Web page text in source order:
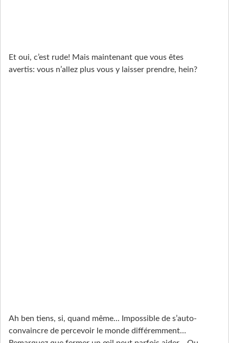
Et oui, c’est rude! Mais maintenant que vous êtes
avertis: vous n’allez plus vous y laisser prendre, hein?
Ah ben tiens, si, quand même... Impossible de s’auto-
convaincre de percevoir le monde différemment…